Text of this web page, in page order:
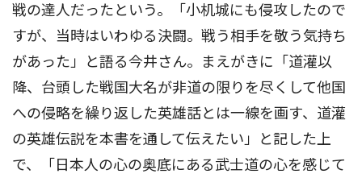
戦の達人だったという。「小机城にも侵攻したので
すが、当時はいわゆる決闘。戦う相手を敬う気持ち
があった」と語る今井さん。まえがきに「道灌以
降、台頭した戦国大名が非道の限りを尽くして他国
への侵略を繰り返した英雄話とは一線を画す、道灌
の英雄伝説を本書を通して伝えたい」と記した上
で、「日本人の心の奥底にある武士道の心を感じて